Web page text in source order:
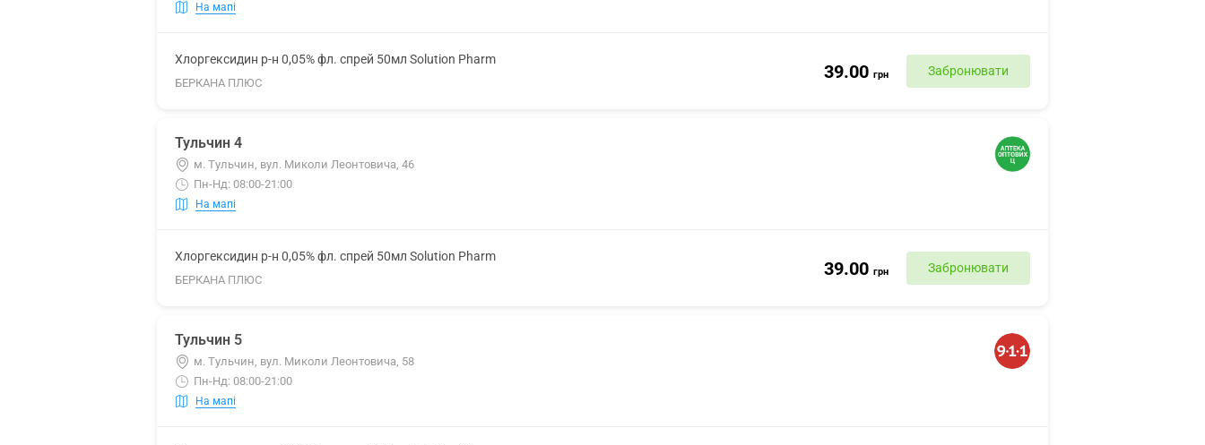
На мапі
Хлоргексидин р-н 0,05% фл. спрей 50мл Solution Pharm
БЕРКАНА ПЛЮС
39.00 грн Забронювати
Тульчин 4
м. Тульчин, вул. Миколи Леонтовича, 46
Пн-Нд: 08:00-21:00
На мапі
Хлоргексидин р-н 0,05% фл. спрей 50мл Solution Pharm
БЕРКАНА ПЛЮС
39.00 грн Забронювати
Тульчин 5
м. Тульчин, вул. Миколи Леонтовича, 58
Пн-Нд: 08:00-21:00
На мапі